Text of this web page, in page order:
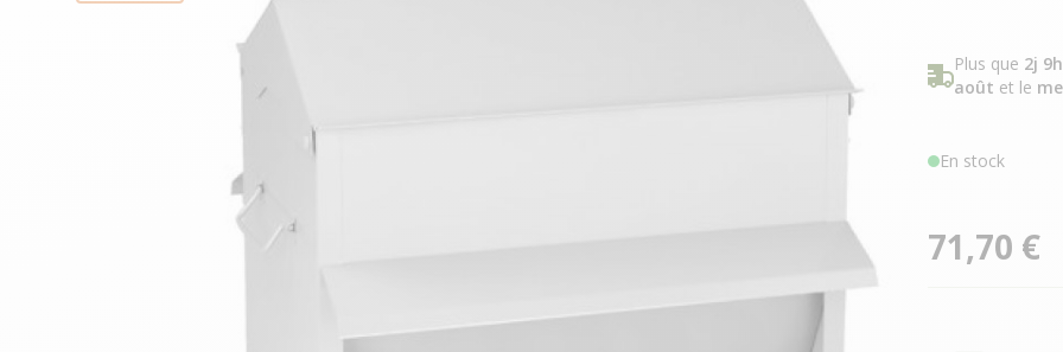
Plus que 2j
août et le
En stock
71,70 €